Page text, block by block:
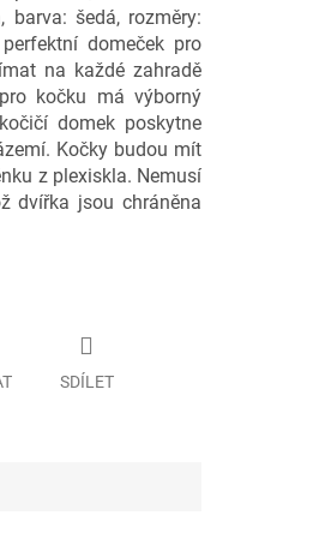
barva: šedá, rozměry:
domeček pro
na každé zahradě
kočku má výborný
domek poskytne
Kočky budou mít
z plexiskla. Nemusí
dvířka jsou chráněna
SDÍLET